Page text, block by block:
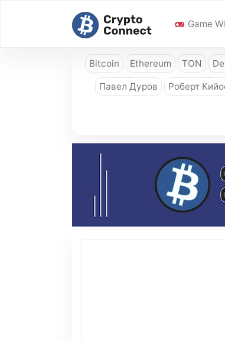
Game
Bitcoin Ethereum TON
Павел Дуров Роберт